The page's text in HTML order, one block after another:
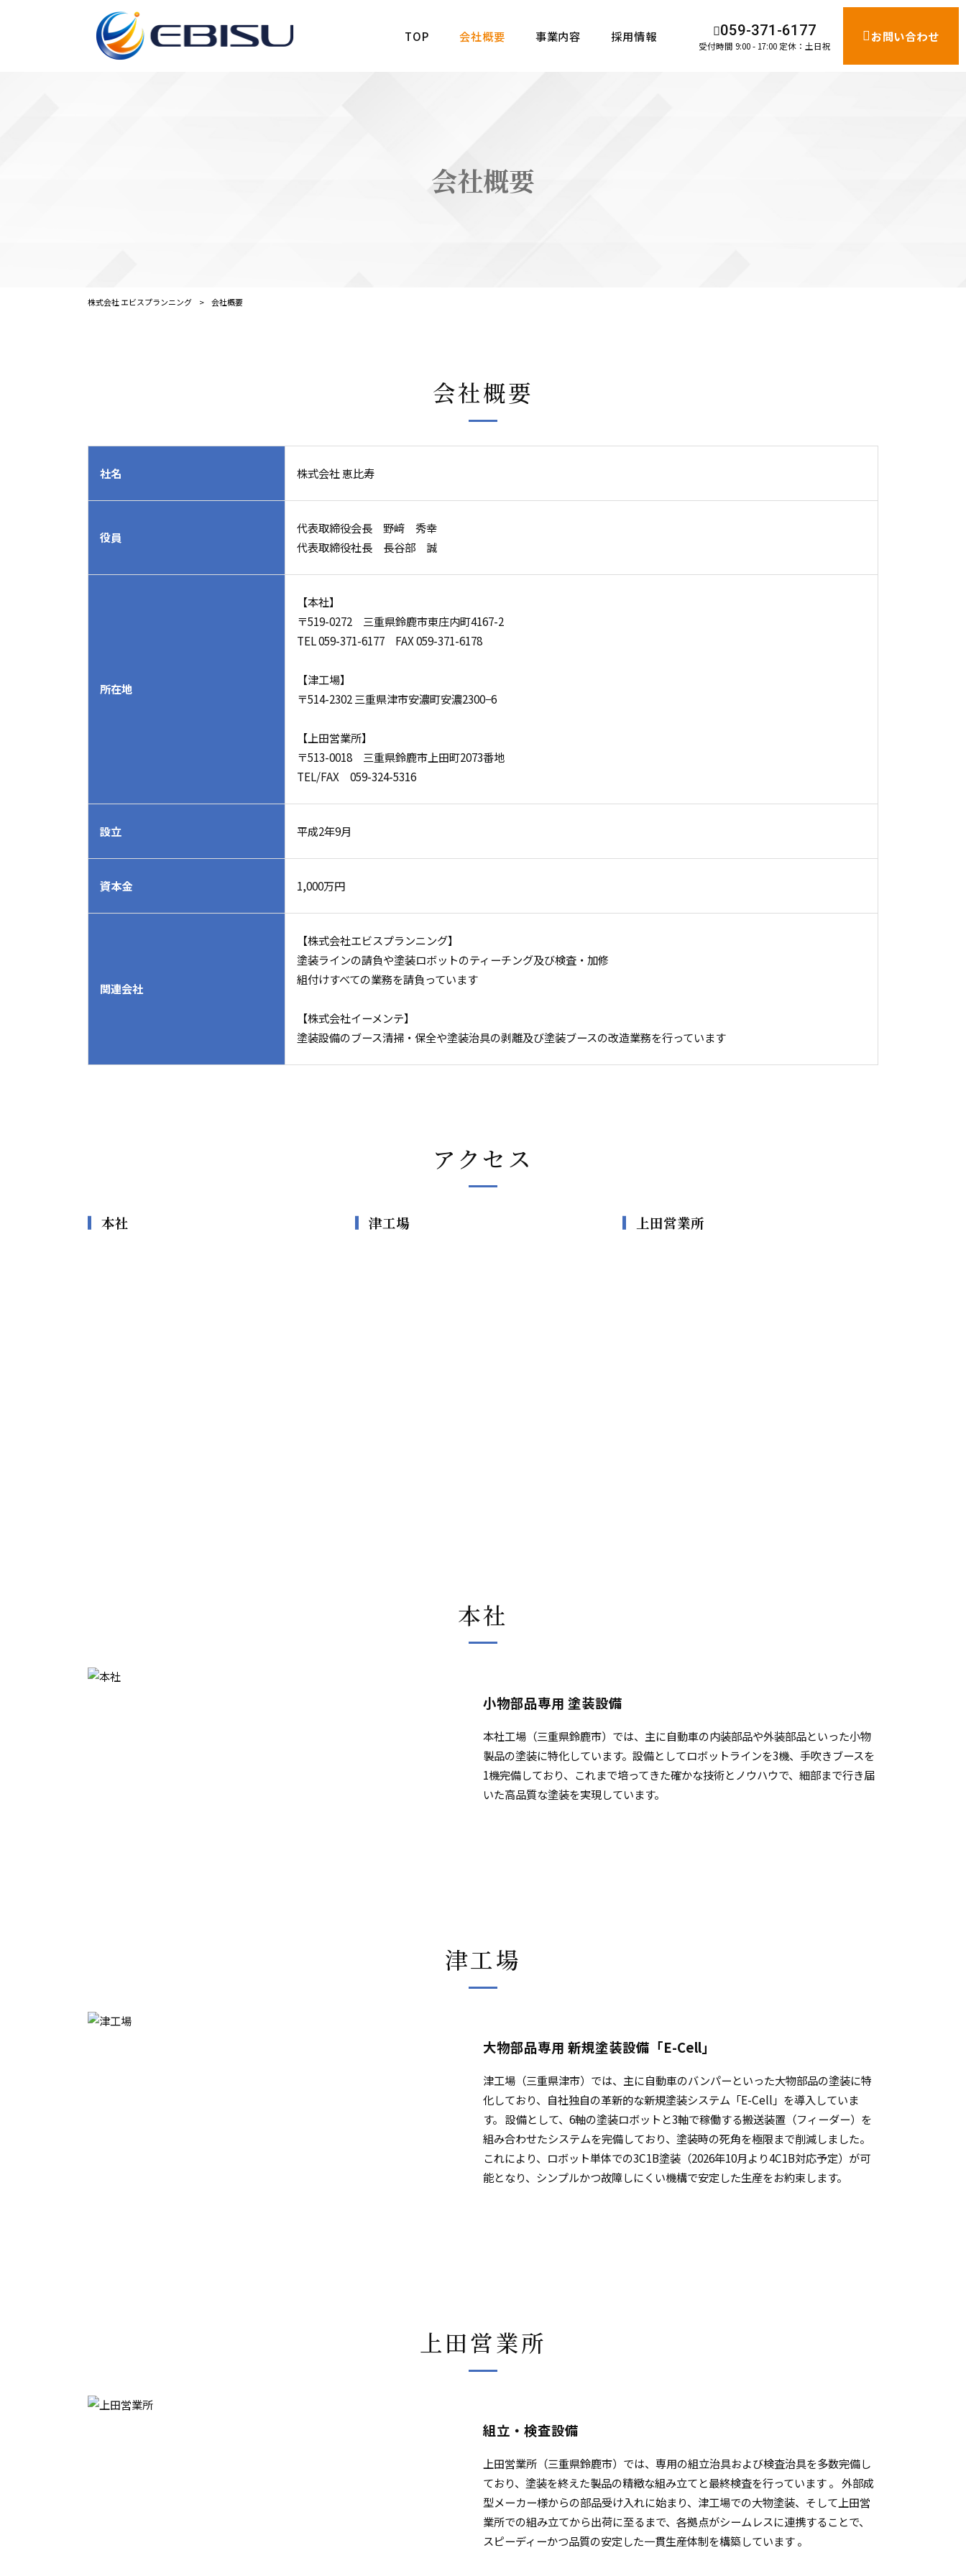
TOP 会社概要 事業内容 採用情報 059-371-6177
受付時間9:00 - 17:00 定休：土日祝
お問い合わせ
会社概要
株式会社 エビスプランニング > 会社概要
会社概要
社名 株式会社 恵比寿
役員
代表取締役会長 野﨑 秀幸
代表取締役社長 長谷部 誠
所在地
【本社】
〒519-0272 三重県鈴鹿市東庄内町4167-2
TEL 059-371-6177 FAX 059-371-6178
【津工場】
〒514-2302 三重県津市安濃町安濃2300−6
【上田営業所】
〒513-0018 三重県鈴鹿市上田町2073番地
TEL/FAX 059-324-5316
設立 平成2年9月
資本金 1,000万円
関連会社
【株式会社エビスプランニング】
塗装ラインの請負や塗装ロボットのティーチング及び検査・加修
組付けすべての業務を請負っています
【株式会社イーメンテ】
塗装設備のブース清掃・保全や塗装治具の剥離及び塗装ブースの改造業務を行っています
アクセス
本社 津工場 上田営業所
本社
小物部品専用 塗装設備
本社工場（三重県鈴鹿市）では、主に自動車の内装部品や外装部品といった小物
製品の塗装に特化しています。設備としてロボットラインを3機、手吹きブースを
1機完備しており、これまで培ってきた確かな技術とノウハウで、細部まで行き届
いた高品質な塗装を実現しています。
津工場
大物部品専用 新規塗装設備「E-Cell」
津工場（三重県津市）では、主に自動車のバンパーといった大物部品の塗装に特
化しており、自社独自の革新的な新規塗装システム「E-Cell」を導入していま
す。 設備として、6軸の塗装ロボットと3軸で稼働する搬送装置（フィーダー）を
組み合わせたシステムを完備しており、塗装時の死角を極限まで削減しました。
これにより、ロボット単体での3C1B塗装（2026年10月より4C1B対応予定）が可
能となり、シンプルかつ故障しにくい機構で安定した生産をお約束します。
上田営業所
組立・検査設備
上田営業所（三重県鈴鹿市）では、専用の組立治具および検査治具を多数完備し
ており、塗装を終えた製品の精緻な組み立てと最終検査を行っています 。 外部成
型メーカー様からの部品受け入れに始まり、津工場での大物塗装、そして上田営
業所での組み立てから出荷に至るまで、各拠点がシームレスに連携することで、
スピーディーかつ品質の安定した一貫生産体制を構築しています 。